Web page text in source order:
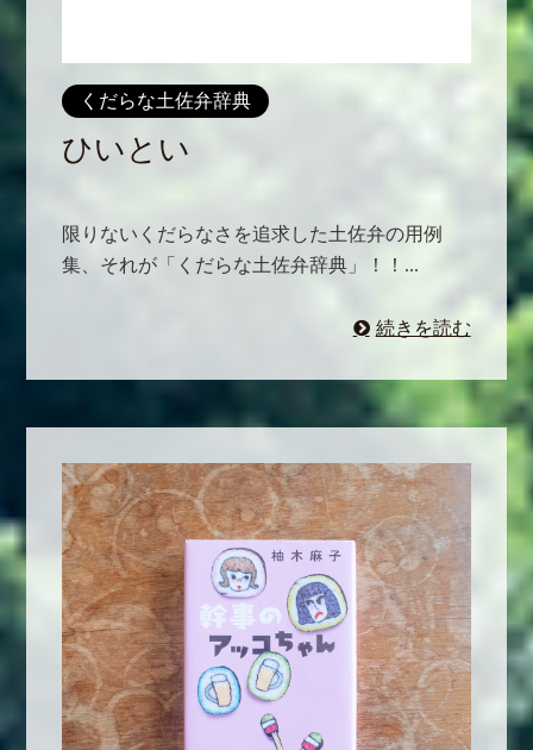
くだらな土佐弁辞典
ひいとい
限りないくだらなさを追求した土佐弁の用例
集、それが「くだらな土佐弁辞典」！！...
続きを読む